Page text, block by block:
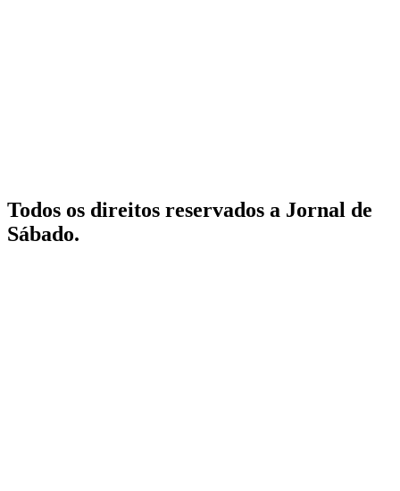
Todos os direitos reservados a Jornal de
Sábado.